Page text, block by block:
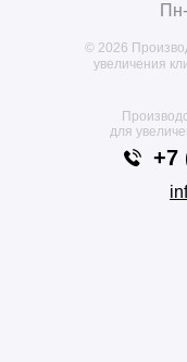
© 2026
увеличения
для
+7